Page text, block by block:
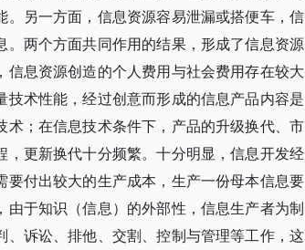
另一方面，信息资源容易泄漏或搭便车，信
两个方面共同作用的结果，形成了信息资源
息资源创造的个人费用与社会费用存在较大
术性能，经过创意而形成的信息产品内容是
；在信息技术条件下，产品的升级换代、市
更新换代十分频繁。十分明显，信息开发经
付出较大的生产成本，生产一份母本信息要
于知识（信息）的外部性，信息生产者为制
诉讼、排他、交割、控制与管理等工作，这